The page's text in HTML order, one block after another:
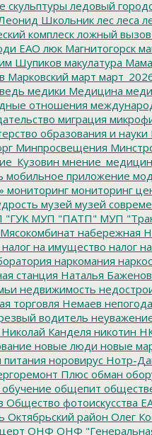
скульптуры ледовый
Школьник лес леса
комплеск ложный вызов
ЕАО люк Магнитогорск
Шупиков макулатура
Марковский март
медики Медицина
отношения
миграция
образования и
Минпросвещения
мобильное приложение
мониторинг мониторинг
музей музей
"ГУК МУП "ПАТП" МУП
Мясокомбинат набережная
налог на имущество налог
наркомания
станция Наталья
недвижимость
торговля Немаев непогода
водитель
Николай Канделя никотин
новые люди новые
норовирус Нотр-
Плюсобман
обучение общепит
Общество фотоискусства
Октябрьский район Олег
ОНФ ОНФ